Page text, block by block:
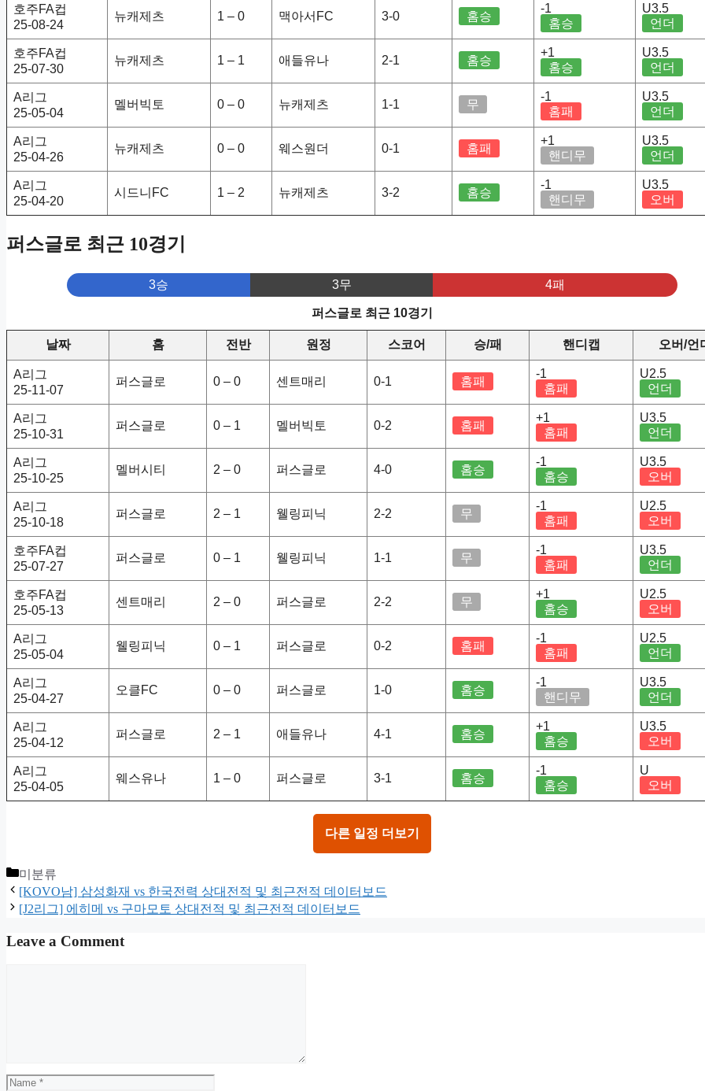
호주FA컵
25-08-24
뉴캐제츠 1 – 0 맥아서FC 3-0 홈승
-1
홈승
U3.5
언더
호주FA컵
25-07-30
뉴캐제츠 1 – 1 애들유나 2-1 홈승
+1
홈승
U3.5
언더
A리그
25-05-04
멜버빅토 0 – 0 뉴캐제츠 1-1 무
-1
홈패
U3.5
언더
A리그
25-04-26
뉴캐제츠 0 – 0 웨스원더 0-1 홈패
+1
핸디무
U3.5
언더
A리그
25-04-20
시드니FC 1 – 2 뉴캐제츠 3-2 홈승
-1
핸디무
U3.5
오버
퍼스글로 최근 10경기
3승 3무 4패
퍼스글로 최근 10경기
날짜 홈 전반 원정 스코어 승/패 핸디캡 오버/언
A리그
25-11-07
퍼스글로 0 – 0 센트매리 0-1 홈패
-1
홈패
U2.5
언더
A리그
25-10-31
퍼스글로 0 – 1 멜버빅토 0-2 홈패
+1
홈패
U3.5
언더
A리그
25-10-25
멜버시티 2 – 0 퍼스글로 4-0 홈승
-1
홈승
U3.5
오버
A리그
25-10-18
퍼스글로 2 – 1 웰링피닉 2-2 무
-1
홈패
U2.5
오버
호주FA컵
25-07-27
퍼스글로 0 – 1 웰링피닉 1-1 무
-1
홈패
U3.5
언더
호주FA컵
25-05-13
센트매리 2 – 0 퍼스글로 2-2 무
+1
홈승
U2.5
오버
A리그
25-05-04
웰링피닉 0 – 1 퍼스글로 0-2 홈패
-1
홈패
U2.5
언더
A리그
25-04-27
오클FC 0 – 0 퍼스글로 1-0 홈승
-1
핸디무
U3.5
언더
A리그
25-04-12
퍼스글로 2 – 1 애들유나 4-1 홈승
+1
홈승
U3.5
오버
A리그
25-04-05
웨스유나 1 – 0 퍼스글로 3-1 홈승
-1
홈승
U
오버
다른 일정 더보기
Categories
미분류
[KOVO남] 삼성화재 vs 한국전력 상대전적 및 최근전적 데이터보드
[J2리그] 에히메 vs 구마모토 상대전적 및 최근전적 데이터보드
Leave a Comment
Name